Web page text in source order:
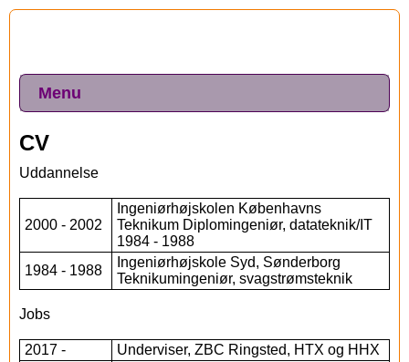
Menu
CV
Uddannelse
2000 - 2002
Ingeniørhøjskolen Københavns
Teknikum Diplomingeniør, datateknik/IT
1984 - 1988
1984 - 1988
Ingeniørhøjskole Syd, Sønderborg
Teknikumingeniør, svagstrømsteknik
Jobs
2017 -
Underviser, ZBC Ringsted, HTX og HHX